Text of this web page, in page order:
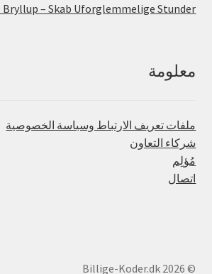
Bryllup – Skab Uforglemmelige Stunder
معلومة
ملفات تعريف الارتباط وسياسة الخصوصية
شركاء التعاون
مُؤلِم
اتصال
© Billige-Koder.dk 2026